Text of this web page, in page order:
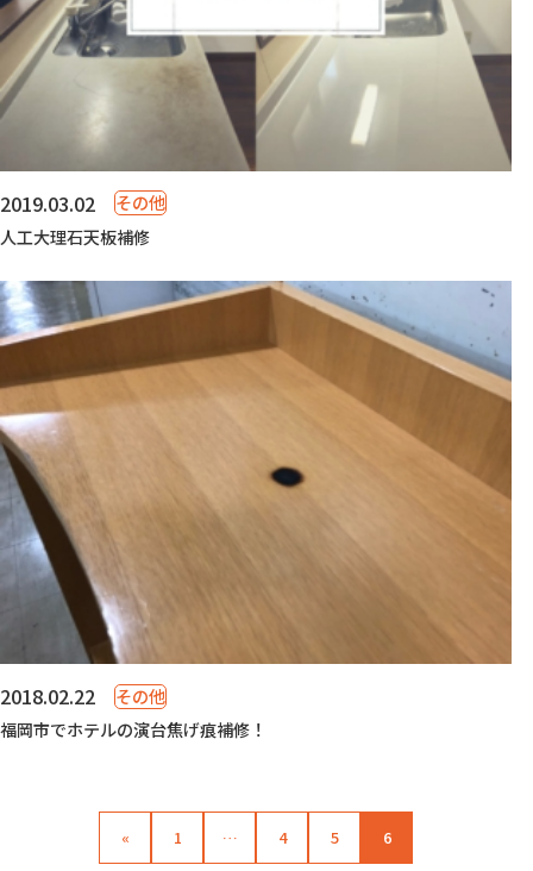
2019.03.02
その他
人工大理石天板補修
2018.02.22
その他
福岡市でホテルの演台焦げ痕補修！
« 1 … 4 5 6